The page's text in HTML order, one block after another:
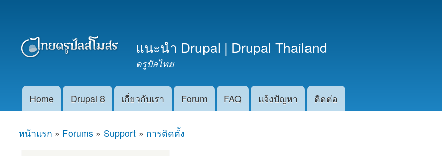
หลัก
แนะนำ Drupal | Drupal Thailand
ดรูปัลไทย
Main menu
Home Drupal 8 เกี่ยวกับเรา Forum FAQ แจ้งปัญหา ติดต่อ
คุณอยู่ที่นี่
หน้าแรก » Forums » Support » การติดตั้ง